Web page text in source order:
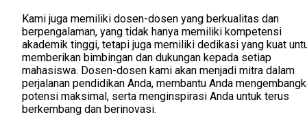
Kami juga memiliki dosen-dosen yang berkualitas dan
berpengalaman, yang tidak hanya memiliki kompetensi
akademik tinggi, tetapi juga memiliki dedikasi yang kuat
memberikan bimbingan dan dukungan kepada setiap
mahasiswa. Dosen-dosen kami akan menjadi mitra dalam
perjalanan pendidikan Anda, membantu Anda
potensi maksimal, serta menginspirasi Anda untuk terus
berkembang dan berinovasi.